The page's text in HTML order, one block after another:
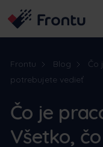
Frontu Blog
Čo
potrebujete vedieť
Čo je
Všetko,